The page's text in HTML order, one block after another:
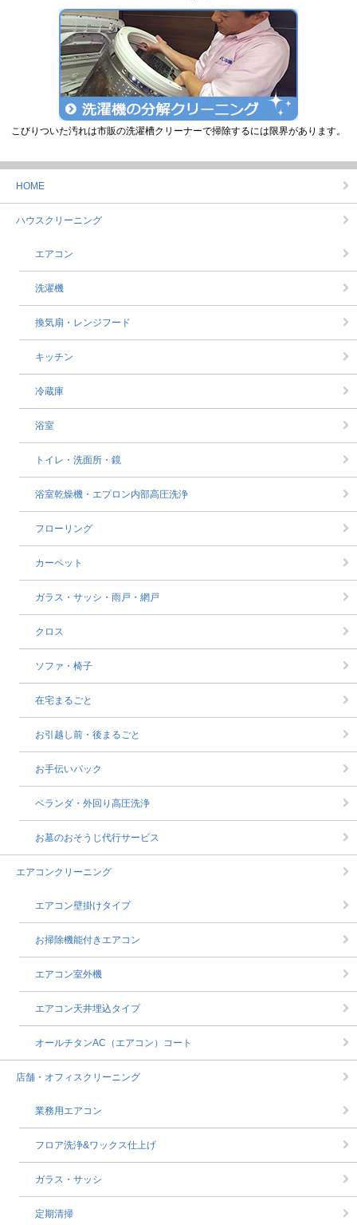
こびりついた汚れは市販の洗濯槽クリーナーで掃除するには限界があります。
HOME
ハウスクリーニング
エアコン
洗濯機
換気扇・レンジフード
キッチン
冷蔵庫
浴室
トイレ・洗面所・鏡
浴室乾燥機・エプロン内部高圧洗浄
フローリング
カーペット
ガラス・サッシ・雨戸・網戸
クロス
ソファ・椅子
在宅まるごと
お引越し前・後まるごと
お手伝いパック
ベランダ・外回り高圧洗浄
お墓のおそうじ代行サービス
エアコンクリーニング
エアコン壁掛けタイプ
お掃除機能付きエアコン
エアコン室外機
エアコン天井埋込タイプ
オールチタンAC（エアコン）コート
店舗・オフィスクリーニング
業務用エアコン
フロア洗浄&ワックス仕上げ
ガラス・サッシ
定期清掃